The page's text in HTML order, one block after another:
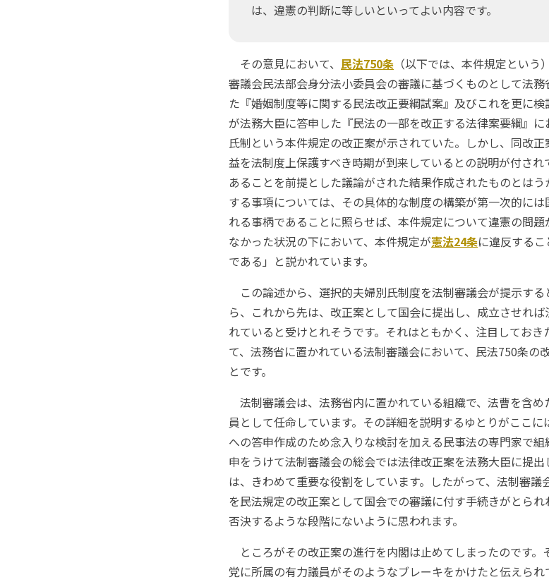
は、違憲の判断に等しいといってよい内容です。
その意見において、 民法750条 （以下では、本件規定とい
審議会民法部会身分法小委員会の審議に基づくものとして法
た『婚姻制度等に関する民法改正要綱試案』及びこれを更に
が法務大臣に答申した『民法の一部を改正する法律案要綱』
氏制という本件規定の改正案が示されていた。しかし、同改
益を法制度上保護すべき時期が到来しているとの説明が付さ
あることを前提とした議論がされた結果作成されたものとは
する事項については、その具体的な制度の構築が第一次的に
れる事柄であることに照らせば、本件規定について違憲の問
なかった状況の下において、本件規定が憲法24条に違反する
である」と説かれています。
この論述から、選択的夫婦別氏制度を法制審議会が提示す
ら、これから先は、改正案として国会に提出し、成立させれ
れていると受けとれそうです。それはともかく、注目してお
て、法務省に置かれている法制審議会において、民法750条の
とです。
法制審議会は、法務省内に置かれている組織で、法曹を含
員として任命しています。その詳細を説明するゆとりがここ
への答申作成のため念入りな検討を加える民事法の専門家で
申をうけて法制審議会の総会では法律改正案を法務大臣に提
は、きわめて重要な役割をしています。したがって、法制審
を民法規定の改正案として国会での審議に付す手続きがとら
否決するような段階にないように思われます。
ところがその改正案の進行を内閣は止めてしまったのです。
党に所属の有力議員がそのようなブレーキをかけたと伝えら